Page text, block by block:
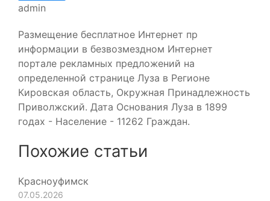
admin
Размещение бесплатное Интернет пр
информации в безвозмездном Интернет
портале рекламных предложений на
определенной странице Луза в Регионе
Кировская область, Окружная Принадлежность
Приволжский. Дата Основания Луза в 1899
годах - Население - 11262 Граждан.
Похожие статьи
Красноуфимск
07.05.2026